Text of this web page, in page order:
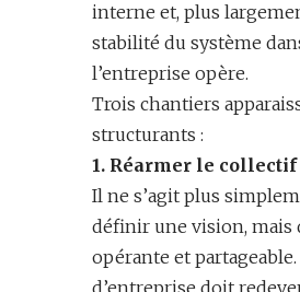
interne et, plus
stabilité du système
l’entreprise opère.
Trois chantiers
structurants :
1. Réarmer le collectif
Il ne s’agit plus
définir une vision, mais
opérante et
d’entreprise doit